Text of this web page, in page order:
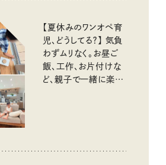
【夏休みのワンオペ育
児、どうしてる？】 気負
わずムリなく。お昼ご
飯、工作、お片付けな
ど、親子で一緒に楽し